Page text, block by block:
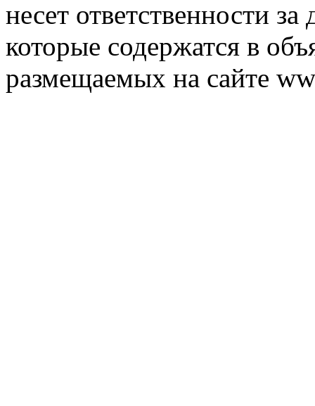
несет ответственности
которые содержатся в
размещаемых на сайте